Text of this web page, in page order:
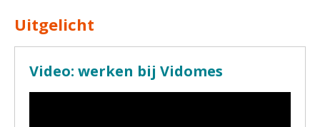
Uitgelicht
Video: werken bij Vidomes